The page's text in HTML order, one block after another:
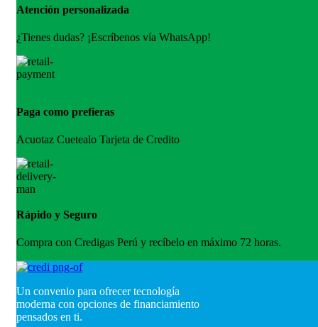
Atención personalizada
¿Tienes dudas? ¡Escríbenos vía WhatsApp!
Paga como prefieras
Acuotaz Cuetealo Tarjeta de Credito
Rápido y Seguro
Compra con Credigas Perú y recíbelo en máximo 72 horas.
Un convenio para ofrecer tecnología
moderna con opciones de financiamiento
pensados en ti.